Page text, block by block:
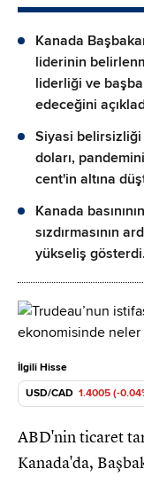
Kanada
liderinin
liderliği ve
edeceğini
Siyasi belirsizliği
doları,
cent'in altına
Kanada
sızdırmasının
yükseliş gösterdi.
İlgili Hisse
USD/CAD 1.4005 (-
ABD'nin ticaret
Kanada'da,